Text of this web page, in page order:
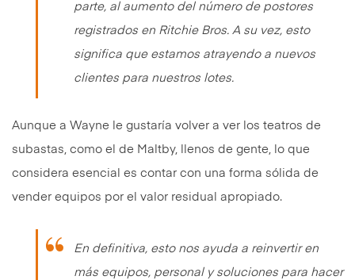
parte, al aumento del número de postores
registrados en Ritchie Bros. A su vez, esto
significa que estamos atrayendo a nuevos
clientes para nuestros lotes.
Aunque a Wayne le gustaría volver a ver los teatros de
subastas, como el de Maltby, llenos de gente, lo que
considera esencial es contar con una forma sólida de
vender equipos por el valor residual apropiado.
En definitiva, esto nos ayuda a reinvertir en
más equipos, personal y soluciones para hacer